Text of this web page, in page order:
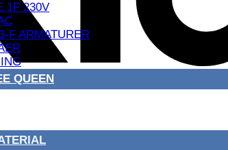
1F 230V
F ARMATURER
QUEEN